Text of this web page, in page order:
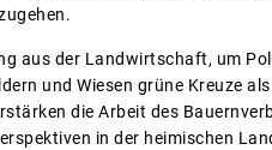
aus der Landwirtschaft, um
und Wiesen grüne Kreuze
die Arbeit des
in der heimischen